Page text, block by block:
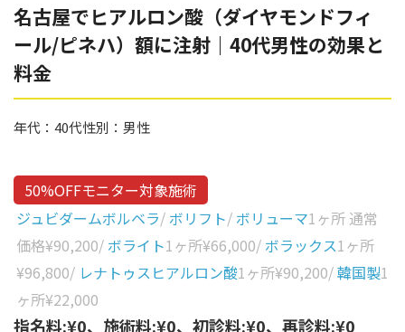
額
こめかみ
眉間
涙袋
眼窩縁（目の下）
ゴルゴライン
鼻
ほうれい線
リジュラン
ゴウリ
糸リフト
Gender
性別から探す
女性
男性
名古屋でヒアルロン酸（ダイヤモンドフィ
ール/ピネハ）額に注射｜40代男性の効果と
料金
年代： 40代性別： 男性
50%OFFモニター対象施術
ジュビダームボルベラ/ ボリフト/ ボリューマ1ヶ所 通常
価格¥90,200/ ボライト1ヶ所¥66,000/ ボラックス1ヶ所
¥96,800/ レナトゥスヒアルロン酸1ヶ所¥90,200/韓国製1
ヶ所¥22,000
指名料:¥0、施術料:¥0、初診料:¥0、再診料:¥0